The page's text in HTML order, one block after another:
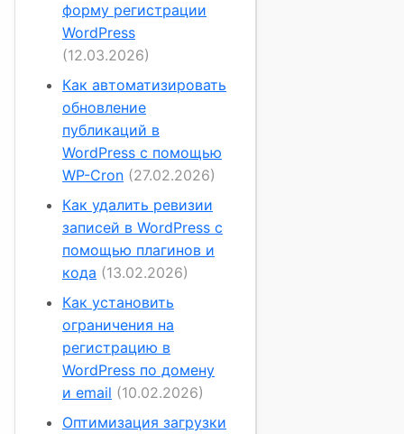
форму регистрации
WordPress
(12.03.2026)
Как автоматизировать
обновление
публикаций в
WordPress с помощью
WP-Cron (27.02.2026)
Как удалить ревизии
записей в WordPress с
помощью плагинов и
кода (13.02.2026)
Как установить
ограничения на
регистрацию в
WordPress по домену
и email (10.02.2026)
Оптимизация загрузки